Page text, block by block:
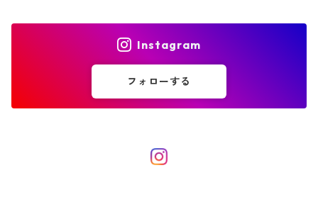
Instagram
フォローする